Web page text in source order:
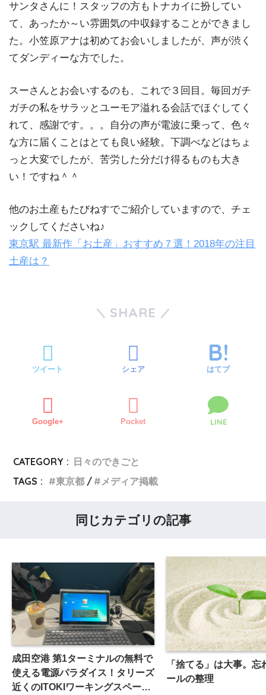
サンタさんに！スタッフの方もトナカイに扮してい
て、あったか～い雰囲気の中収録することができまし
た。小笠原アナは初めてお会いしましたが、声が渋く
てダンディーな方でした。
スーさんとお会いするのも、これで３回目。毎回ガチ
ガチの私をサラッとユーモア溢れる会話でほぐしてく
れて、感謝です。。。自分の声が電波に乗って、色々
な方に届くことはとても良い経験。下調べなどはちょ
っと大変でしたが、苦労した分だけ得るものも大き
い！ですね＾＾
他のお土産もたびねすでご紹介していますので、チェ
ックしてくださいね♪
東京駅 最新作「お土産」おすすめ７選！2018年の注目
土産は？
SHARE
ツイート シェア はてブ
Google+ Pocket LINE
CATEGORY : 日々のできごと
TAGS :
東京都 メディア掲載
同じカテゴリの記事
成田空港 第1ターミナルの無料で
使える電源パラダイス！タリーズ
近くのITOKIワーキングスペース
「捨てる」は大事。忘
ールの整理